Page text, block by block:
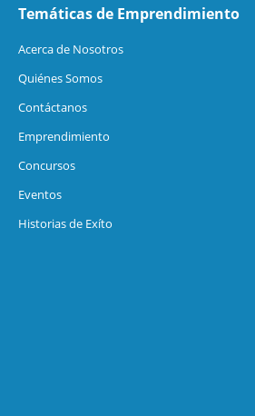
Temáticas de Emprendimiento
Acerca de Nosotros
Quiénes Somos
Contáctanos
Emprendimiento
Concursos
Eventos
Historias de Exíto